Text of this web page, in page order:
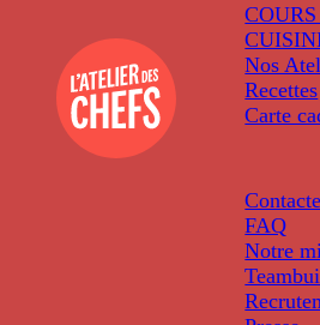
Nos
Recettes
Carte
FAQ
Notre